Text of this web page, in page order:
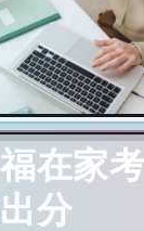
在家
分